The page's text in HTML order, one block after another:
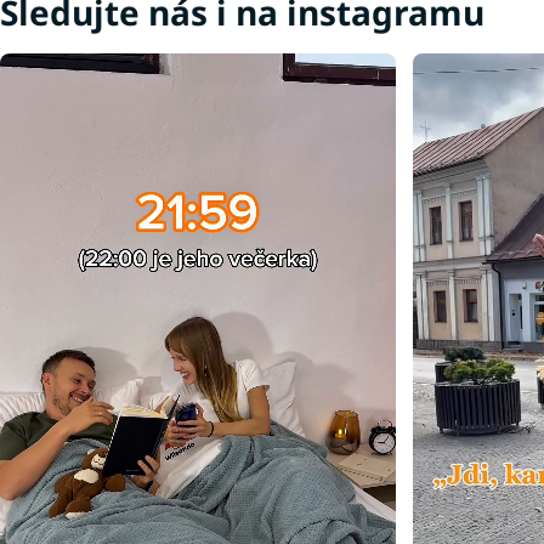
Matrace tvrdost H4 Tvrdé matrace 90x200
Vrchní matrace 4 cm
Sledujte nás i na instagramu